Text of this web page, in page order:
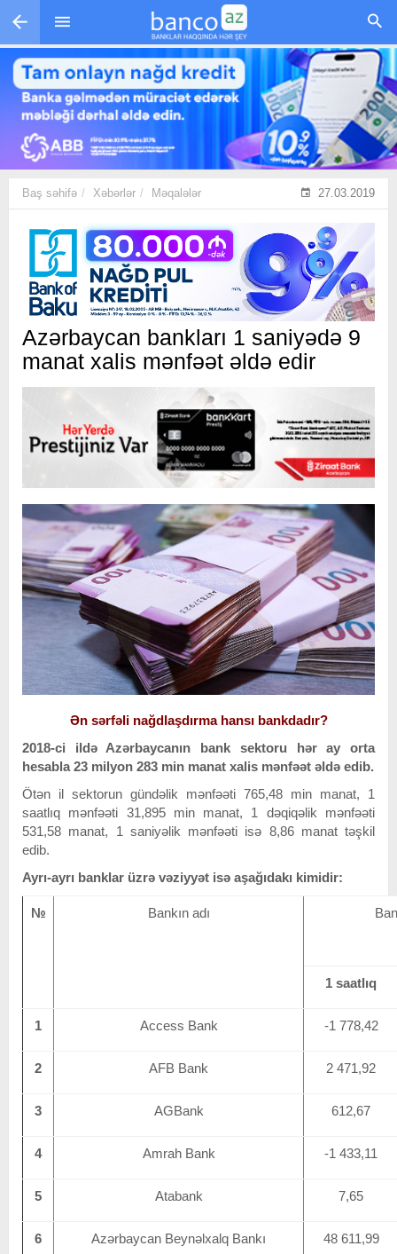
Skip to main content
Baş səhifə Xəbərlər Məqalələr 27.03.2019
Azərbaycan bankları 1 saniyədə 9
manat xalis mənfəət əldə edir
Ən sərfəli nağdlaşdırma hansı bankdadır?
2018-ci ildə Azərbaycanın bank sektoru hər ay orta
hesabla 23 milyon 283 min manat xalis mənfəət əldə edib.
Ötən il sektorun gündəlik mənfəəti 765,48 min manat, 1
saatlıq mənfəəti 31,895 min manat, 1 dəqiqəlik mənfəəti
531,58 manat, 1 saniyəlik mənfəəti isə 8,86 manat təşkil
edib.
Ayrı-ayrı banklar üzrə vəziyyət isə aşağıdakı kimidir:
№ Bankın adı
1 saatlıq
1 Access Bank -1 778,42
2 AFB Bank 2 471,92
3 AGBank 612,67
4 Amrah Bank -1 433,11
5 Atabank 7,65
6 Azərbaycan Beynəlxalq Bankı 48 611,99